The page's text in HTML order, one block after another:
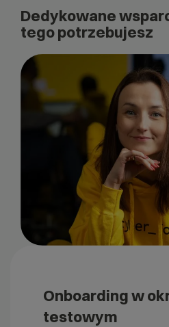
Dedykowane
tego potrzebujesz
Onboarding w
testowym